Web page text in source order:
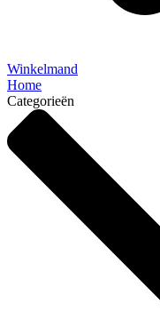
Winkelmand
Home
Categorieën